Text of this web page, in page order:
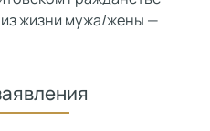
из жизни мужа/жены —